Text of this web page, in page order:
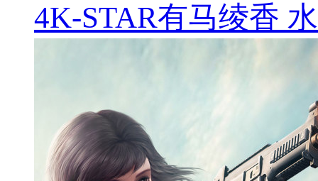
4K-STAR有马绫香